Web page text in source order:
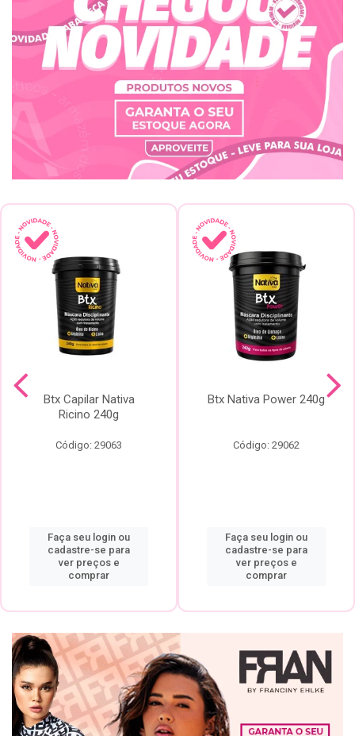
Btx Capilar Nativa
Ricino 240g
Código: 29063
Faça seu login ou
cadastre-se para
ver preços e
comprar
Btx Nativa Power 240g
Código: 29062
Faça seu login ou
cadastre-se para
ver preços e
comprar